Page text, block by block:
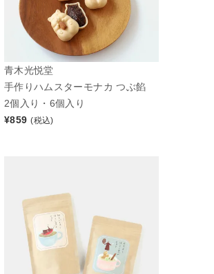
青木光悦堂
手作りハムスターモナカ つぶ餡
2個入り・6個入り
¥859 (税込)